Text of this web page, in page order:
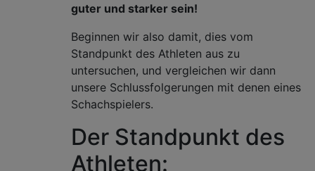
guter und starker sein!
Beginnen wir also damit, dies vom
Standpunkt des Athleten aus zu
untersuchen, und vergleichen wir dann
unsere Schlussfolgerungen mit denen eines
Schachspielers.
Der Standpunkt des
Athleten: